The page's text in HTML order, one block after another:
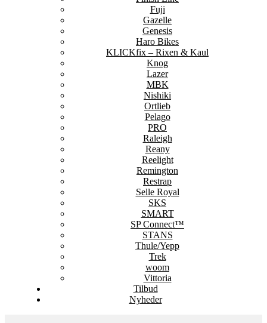
Fuji
Gazelle
Genesis
Haro Bikes
KLICKfix – Rixen & Kaul
Knog
Lazer
MBK
Nishiki
Ortlieb
Pelago
PRO
Raleigh
Reany
Reelight
Remington
Restrap
Selle Royal
SKS
SMART
SP Connect™
STANS
Thule/Yepp
Trek
woom
Vittoria
Tilbud
Nyheder